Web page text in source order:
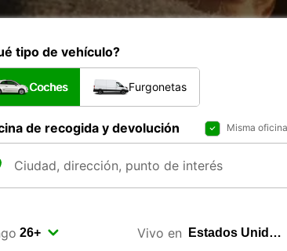
tipo de vehículo?
Coches Furgonetas
de recogida y devolución Misma
Vivo en